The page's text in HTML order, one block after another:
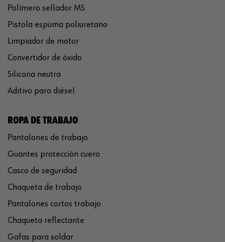
Polímero sellador MS
Pistola espuma poliuretano
Limpiador de motor
Convertidor de óxido
Silicona neutra
Aditivo para diésel
ROPA DE TRABAJO
Pantalones de trabajo
Guantes protección cuero
Casco de seguridad
Chaqueta de trabajo
Pantalones cortos trabajo
Chaqueta reflectante
Gafas para soldar